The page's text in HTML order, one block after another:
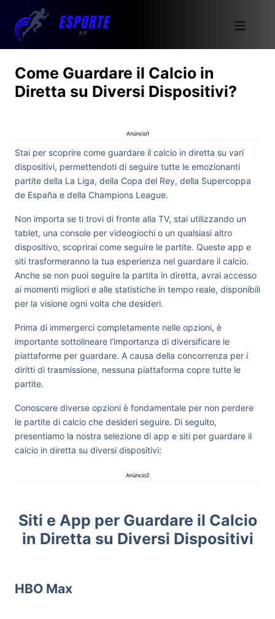
Come Guardare il Calcio in
Diretta su Diversi Dispositivi?
Anúncio1
Stai per scoprire come guardare il calcio in diretta su vari
dispositivi, permettendoti di seguire tutte le emozionanti
partite della La Liga, della Copa del Rey, della Supercoppa
de España e della Champions League.
Non importa se ti trovi di fronte alla TV, stai utilizzando un
tablet, una console per videogiochi o un qualsiasi altro
dispositivo, scoprirai come seguire le partite. Queste app e
siti trasformeranno la tua esperienza nel guardare il calcio.
Anche se non puoi seguire la partita in diretta, avrai accesso
ai momenti migliori e alle statistiche in tempo reale, disponibili
per la visione ogni volta che desideri.
Prima di immergerci completamente nelle opzioni, è
importante sottolineare l’importanza di diversificare le
piattaforme per guardare. A causa della concorrenza per i
diritti di trasmissione, nessuna piattaforma copre tutte le
partite.
Conoscere diverse opzioni è fondamentale per non perdere
le partite di calcio che desideri seguire. Di seguito,
presentiamo la nostra selezione di app e siti per guardare il
calcio in diretta su diversi dispositivi:
Anúncio2
Siti e App per Guardare il Calcio
in Diretta su Diversi Dispositivi
HBO Max